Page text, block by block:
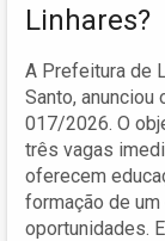
Linhares?
A Prefeitura de
Santo,
017/2026. O
três vagas
oferecem
formação de
oportunidades.